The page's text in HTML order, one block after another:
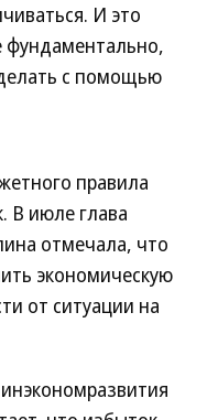
И это
фундаментально,
с помощью
правила
В июле глава
отмечала, что
экономическую
от ситуации на